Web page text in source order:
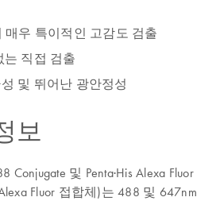
매우 특이적인 고감도 검출
직접 검출
및 뛰어난 광안정성
보
Conjugate 및 Penta·His Alexa Fluor
Fluor 접합체)는 488 및 647nm